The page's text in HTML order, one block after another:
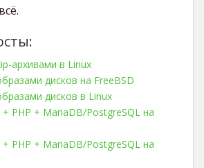
архивами в Linux
дисков на FreeBSD
дисков в Linux
+ PHP + MariaDB/PostgreSQL на
+ PHP + MariaDB/PostgreSQL на